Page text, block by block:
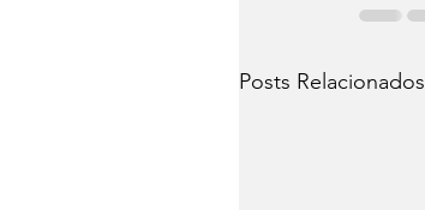
Posts Relacionados